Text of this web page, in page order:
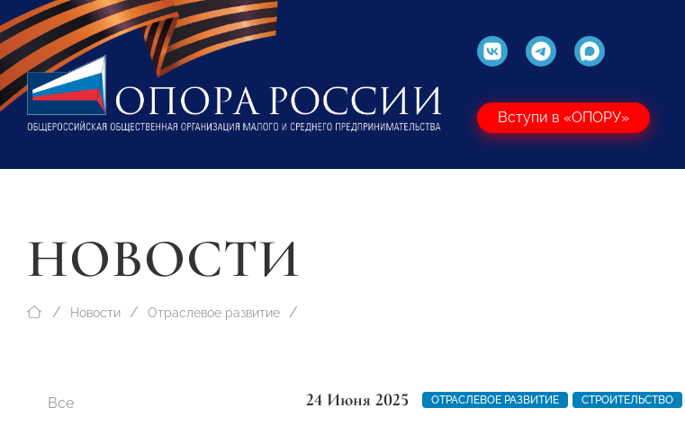
Вступи в «ОПОРУ»
НОВОСТИ
Новости Отраслевое развитие
Все
24 Июня 2025 ОТРАСЛЕВОЕ РАЗВИТИЕ СТРОИТЕЛЬСТВО